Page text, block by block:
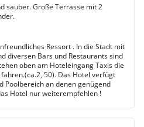
sauber. Große Terrasse mit 2
Ressort . In die Stadt mit
diversen Bars und Restaurants sind
oben am Hoteleingang Taxis die
50). Das Hotel verfügt
Poolbereich an denen genügend
Hotel nur weiterempfehlen !